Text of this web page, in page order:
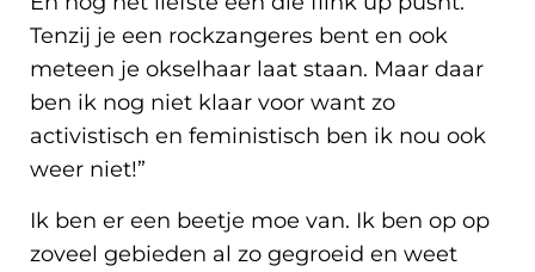
Tenzij je een rockzangeres bent en ook
meteen je okselhaar laat staan. Maar daar
ben ik nog niet klaar voor want zo
activistisch en feministisch ben ik nou ook
weer niet!”
Ik ben er een beetje moe van. Ik ben op op
zoveel gebieden al zo gegroeid en weet